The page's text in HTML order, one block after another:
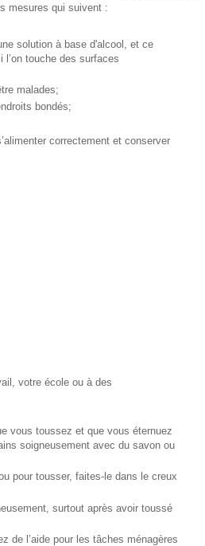
mesures qui suivent :
solution à base d'alcool, et ce
l’on touche des surfaces
malades;
bondés;
correctement et conserver
votre école ou à des
vous toussez et que vous éternuez
soigneusement avec du savon ou
pour tousser, faites-le dans le creux
surtout après avoir toussé
de l’aide pour les tâches ménagères